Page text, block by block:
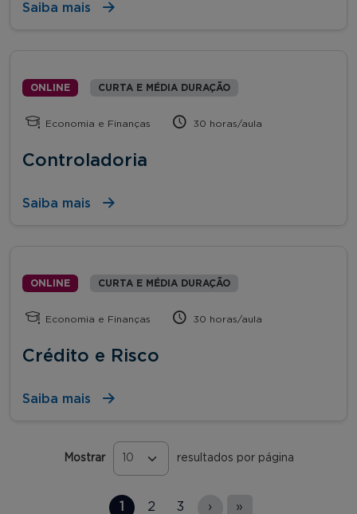
Saiba mais
ONLINE CURTA E MÉDIA DURAÇÃO
Economia e Finanças 30 horas/aula
Controladoria
Saiba mais
ONLINE CURTA E MÉDIA DURAÇÃO
Economia e Finanças 30 horas/aula
Crédito e Risco
Saiba mais
Mostrar resultados por página
1 2 3 › »